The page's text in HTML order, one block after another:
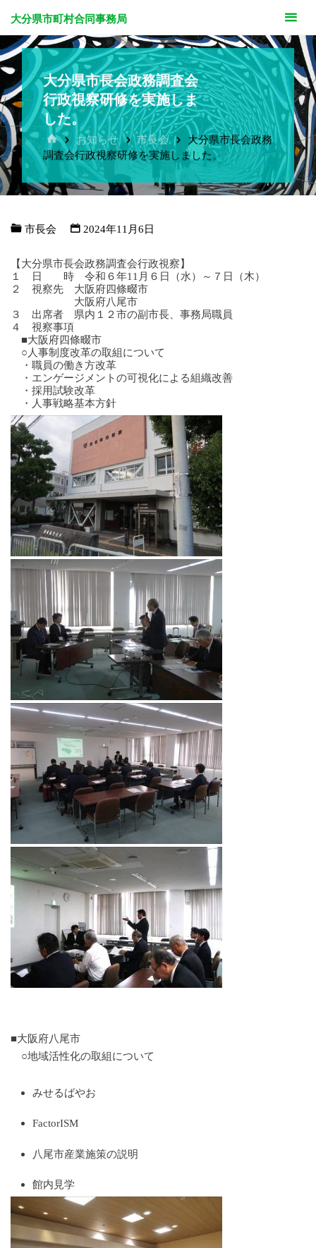
大分県市町村合同事務局
大分県市長会政務調査会
行政視察研修を実施しま
した。
ホ
ー
お知らせ 市長会
大分県市長会政務
調査会行政視察研修を実施しました。
市長会 2024年11月6日
【大分県市長会政務調査会行政視察】
１ 日 時 令和６年11月６日（水）～７日（木）
２ 視察先 大阪府四條畷市
大阪府八尾市
３ 出席者 県内１２市の副市長、事務局職員
４ 視察事項
■大阪府四條畷市
○人事制度改革の取組について
・職員の働き方改革
・エンゲージメントの可視化による組織改善
・採用試験改革
・人事戦略基本方針
■大阪府八尾市
○地域活性化の取組について
みせるばやお
FactorISM
八尾市産業施策の説明
館内見学